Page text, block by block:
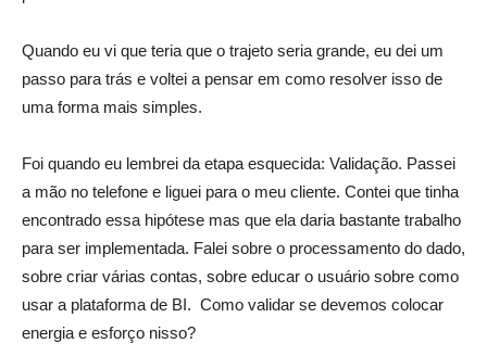
Quando eu vi que teria que o trajeto seria grande, eu dei um
passo para trás e voltei a pensar em como resolver isso de
uma forma mais simples.
Foi quando eu lembrei da etapa esquecida: Validação. Passei
a mão no telefone e liguei para o meu cliente. Contei que tinha
encontrado essa hipótese mas que ela daria bastante trabalho
para ser implementada. Falei sobre o processamento do dado,
sobre criar várias contas, sobre educar o usuário sobre como
usar a plataforma de BI. Como validar se devemos colocar
energia e esforço nisso?